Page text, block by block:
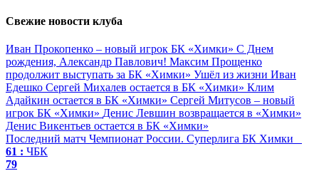
Свежие новости клуба
Иван Прокопенко – новый игрок БК «Химки» С Днем
рождения, Александр Павлович! Максим Прощенко
продолжит выступать за БК «Химки» Ушёл из жизни Иван
Едешко Сергей Михалев остается в БК «Химки» Клим
Адайкин остается в БК «Химки» Сергей Митусов – новый
игрок БК «Химки» Денис Левшин возвращается в «Химки»
Денис Викентьев остается в БК «Химки»
Последний матч Чемпионат России. Суперлига БК Химки
61 : ЧБК
79